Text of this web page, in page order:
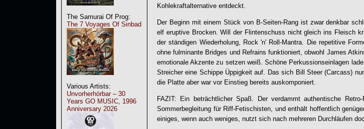
The Samurai Of Prog:
The 7 Voyages Of Sinbad
Various Artists:
Unvorherhörbar – 30
Years GO MUSIC, 1996
Anniversary 2026
Kohlekraftalternative entdeckt.
Der Beginn mit einem Stück von B-Seiten-Rang ist zwar denkbar
elf eruptive Brocken. Will der Flintenschuss nicht gleich ins Fleisch
der ständigen Wiederholung, Rock 'n' Roll-Mantra. Die repetitive
ohne fulminante Bridges und Refrains funktioniert, obwohl James
emotionale Akzente zu setzen weiß. Schöne Perkussionseinlagen
Streicher eine Schippe Üppigkeit auf. Das sich Bill Steer (Carcass)
die Platte aber war vor Einstieg bereits auskomponiert.
FAZIT: Ein beträchtlicher Spaß. Der verdammt authentische
Sommerbegleitung für Riff-Fetischisten, und enthält hoffentlich
einiges, wenn auch weniges, nutzt sich nach mehreren Durchläufen